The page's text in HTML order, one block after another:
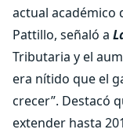
actual académico
Pattillo, señaló a
Tributaria y el
era nítido que el
crecer”. Destacó
extender hasta